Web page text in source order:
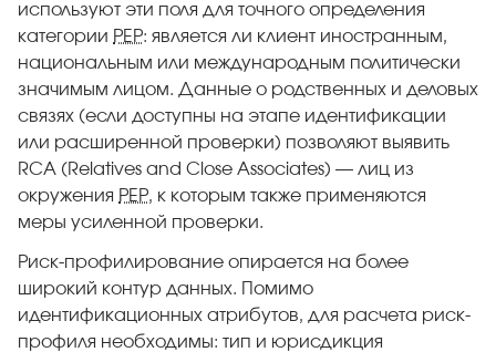
используют эти поля для точного определения
категории PEP: является ли клиент иностранным,
национальным или международным политически
значимым лицом. Данные о родственных и деловых
связях (если доступны на этапе идентификации
или расширенной проверки) позволяют выявить
RCA (Relatives and Close Associates) — лиц из
окружения PEP, к которым также применяются
меры усиленной проверки.
Риск-профилирование опирается на более
широкий контур данных. Помимо
идентификационных атрибутов, для расчета риск-
профиля необходимы: тип и юрисдикция